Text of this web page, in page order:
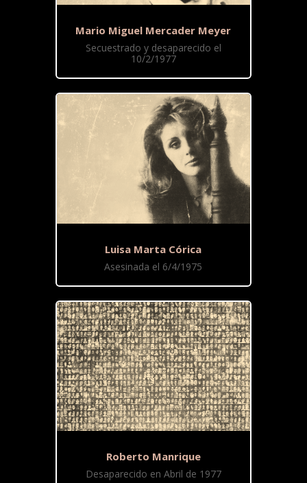
Mario Miguel Mercader Meyer
Secuestrado y desaparecido el
10/2/1977
Luisa Marta Córica
Asesinada el 6/4/1975
Roberto Manrique
Desaparecido en Abril de 1977